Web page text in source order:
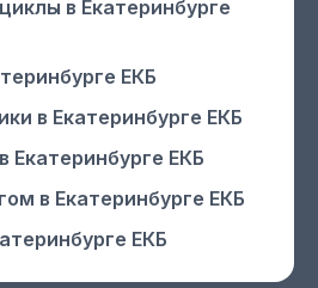
в Екатеринбурге
ЕКБ
в Екатеринбурге ЕКБ
в Екатеринбурге ЕКБ
в Екатеринбурге ЕКБ
ЕКБ